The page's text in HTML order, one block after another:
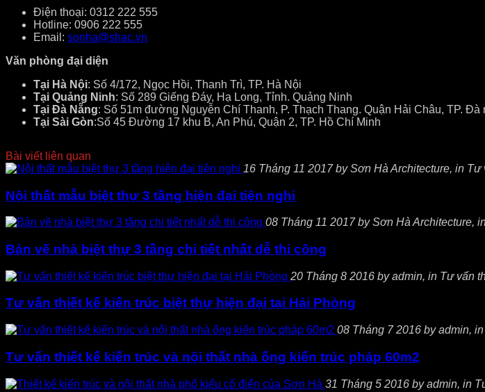
Điện thoại: 0312 222 555
Hotline: 0906 222 555
Email: sonha@shac.vn
Văn phòng đại diện
Tại Hà Nội: Số 4/172, Ngọc Hồi, Thanh Trì, TP. Hà Nội
Tại Quảng Ninh: Số 289 Giếng Đáy, Hạ Long, Tỉnh. Quảng Ninh
Tại Đà Nẵng: Số 51m đường Nguyễn Chí Thanh, P. Thạch Thang. Quận Hải Châu, TP. Đà
Tại Sài Gòn:Số 45 Đường 17 khu B, An Phú, Quận 2, TP. Hồ Chí Minh
Bài viết liên quan
16 Tháng 11 2017 by Sơn Hà Architecture, in Tư
Nội thất mẫu biệt thự 3 tầng hiện đại tiện nghi
08 Tháng 11 2017 by Sơn Hà Architecture,
Bản vẽ nhà biệt thự 3 tầng chi tiết nhất dễ thi công
20 Tháng 8 2016 by admin, in Tư vấn
Tư vấn thiết kế kiến trúc biệt thự hiện đại tại Hải Phòng
08 Tháng 7 2016 by admin,
Tư vấn thiết kế kiến trúc và nội thất nhà ống kiến trúc pháp 60m2
31 Tháng 5 2016 by admin, in